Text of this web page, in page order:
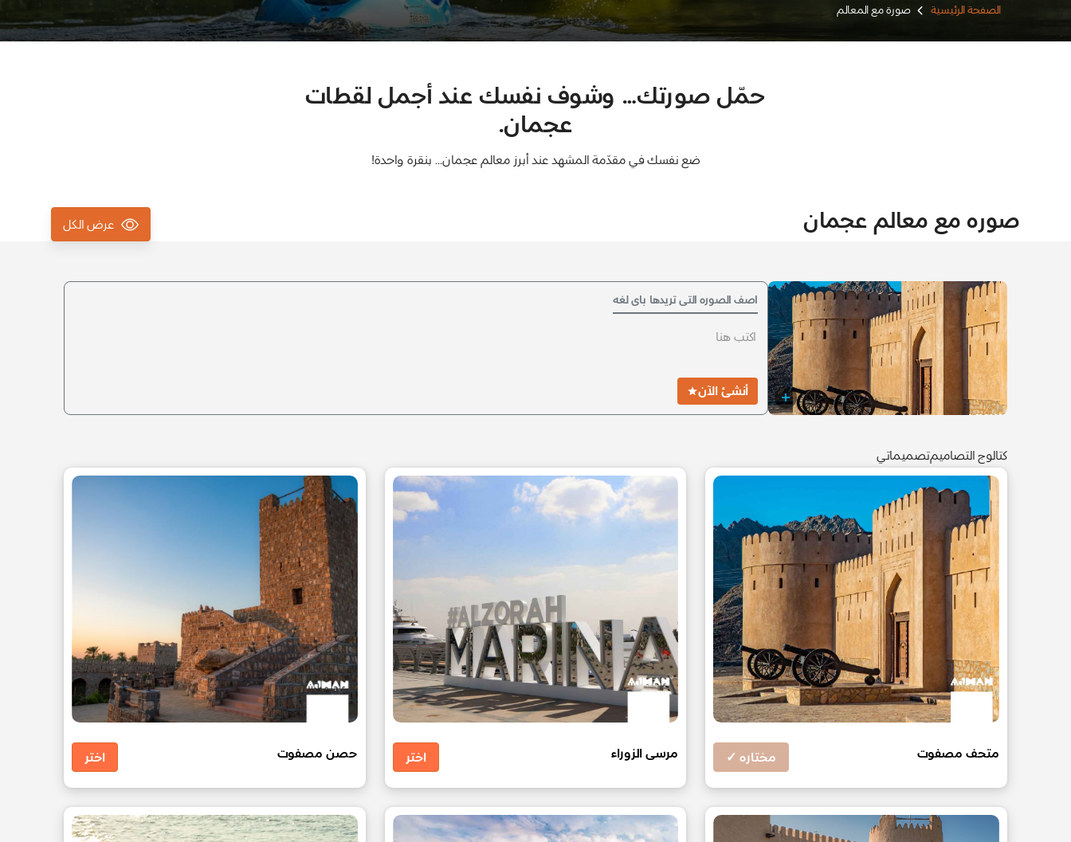
الصفحة الرئيسية صورة مع المعالم
حمّل صورتك… وشوف نفسك عند أجمل لقطات
عجمان.
ضع نفسك في مقدّمة المشهد عند أبرز معالم عجمان… بنقرة واحدة!
صوره مع معالم عجمان عرض الكل
اصف الصوره التى تريدها باى لغه
أنشئ الآن
كتالوج التصاميمتصميماتي
متحف مصفوت مختاره مرسى الزوراء اختر حصن مصفوت اختر